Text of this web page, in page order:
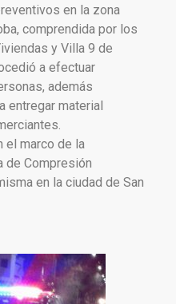
en la zona
comprendida por los
y Villa 9 de
a efectuar
además
entregar material
el marco de la
de Compresión
en la ciudad de San